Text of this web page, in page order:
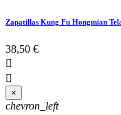
Zapatillas Kung Fu Hongmian
38,50 €


×
chevron_left